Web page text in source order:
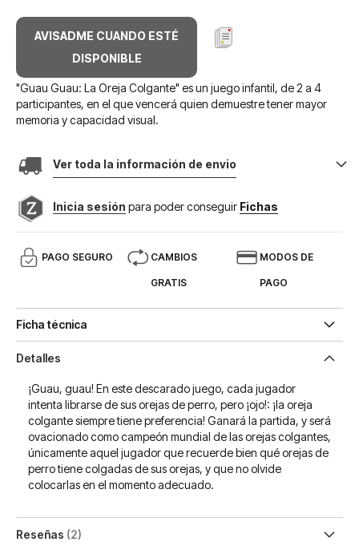
AVISADME CUANDO ESTÉ
DISPONIBLE
"Guau Guau: La Oreja Colgante" es un juego infantil, de 2 a 4
participantes, en el que vencerá quien demuestre tener mayor
memoria y capacidad visual.
Ver toda la información de envio
Inicia sesión para poder conseguir Fichas
PAGO SEGURO CAMBIOS
GRATIS
MODOS DE
PAGO
Ficha técnica
Detalles
¡Guau, guau! En este descarado juego, cada jugador
intenta librarse de sus orejas de perro, pero ¡ojo!: ¡la oreja
colgante siempre tiene preferencia! Ganará la partida, y será
ovacionado como campeón mundial de las orejas colgantes,
únicamente aquel jugador que recuerde bien qué orejas de
perro tiene colgadas de sus orejas, y que no olvide
colocarlas en el momento adecuado.
Reseñas 2